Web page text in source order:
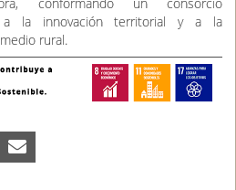
participa en esta iniciativa con un
euros, financiado en un 75 % por el
por la Universidad de
principal y cuenta, además, con la
de Coordenação e Desenvolvimento
conformando un consorcio
a la innovación territorial y a la